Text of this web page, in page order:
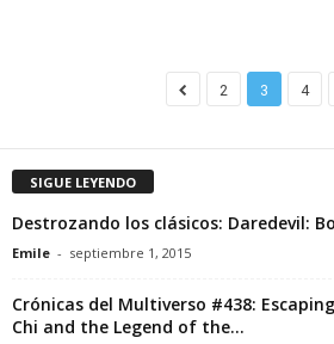
2 3 4
SIGUE LEYENDO
Destrozando los clásicos: Daredevil:
Emile - septiembre 1, 2015
Crónicas del Multiverso #438:
Chi and the Legend of the...